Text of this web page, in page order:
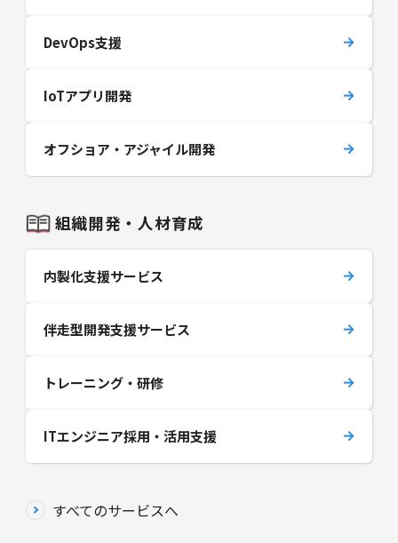
DevOps支援
IoTアプリ開発
オフショア・アジャイル開発
組織開発・人材育成
内製化支援サービス
伴走型開発支援サービス
トレーニング・研修
ITエンジニア採用・活用支援
すべてのサービスへ